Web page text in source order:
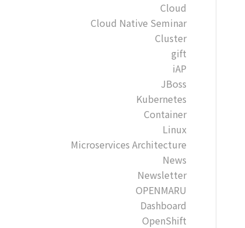
Cloud
Cloud Native Seminar
Cluster
gift
iAP
JBoss
Kubernetes
Container
Linux
Microservices Architecture
News
Newsletter
OPENMARU
Dashboard
OpenShift